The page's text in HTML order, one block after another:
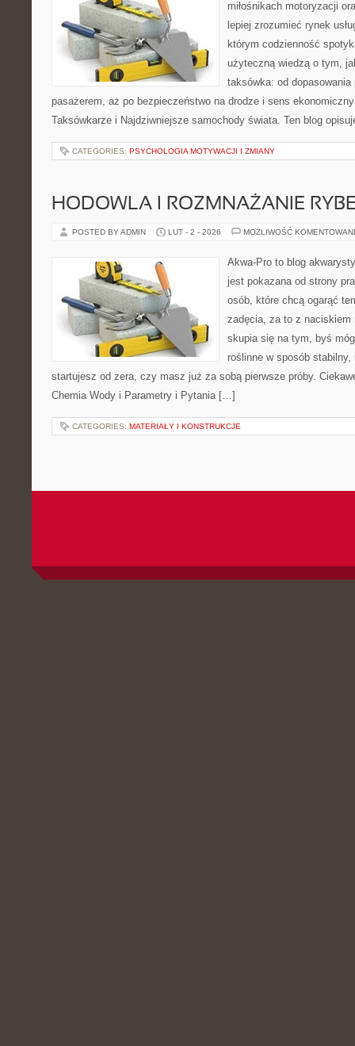
miłośnikach motoryzacji
lepiej zrozumieć rynek
którym codzienność
użyteczną wiedzą o tym,
taksówka: od
pasażerem, aż po bezpieczeństwo na drodze i sens
Taksówkarze i Najdziwniejsze samochody świata. Ten blog
CATEGORIES: PSYCHOLOGIA MOTYWACJI I ZMIANY
HODOWLA I ROZMNAŻANIE
POSTED BY ADMIN LUT - 2 - 2026 MOŻLIWOŚĆ
Akwa-Pro to blog
jest pokazana od strony
osób, które chcą ogarąć
zadęcia, za to z naciskiem
skupia się na tym, byś
roślinne w sposób
startujesz od zera, czy masz już za sobą pierwsze próby.
Chemia Wody i Parametry i Pytania […]
CATEGORIES: MATERIAŁY I KONSTRUKCJE